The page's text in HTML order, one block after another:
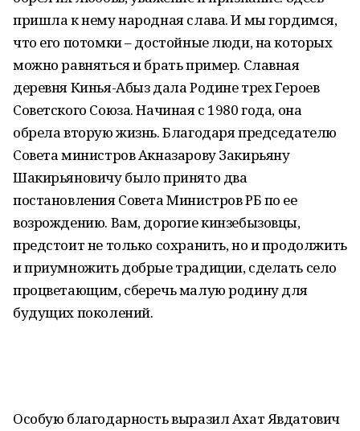
пришла к нему народная слава. И мы гордимся,
что его потомки – достойные люди, на которых
можно равняться и брать пример. Славная
деревня Кинья-Абыз дала Родине трех Героев
Советского Союза. Начиная с 1980 года, она
обрела вторую жизнь. Благодаря председателю
Совета министров Акназарову Закирьяну
Шакирьяновичу было принято два
постановления Совета Министров РБ по ее
возрождению. Вам, дорогие кинзебызовцы,
предстоит не только сохранить, но и продолжить
и приумножить добрые традиции, сделать село
процветающим, сберечь малую родину для
будущих поколений.
Особую благодарность выразил Ахат Явдатович